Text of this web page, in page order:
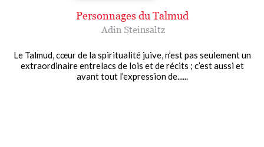
Personnages du Talmud
Adin Steinsaltz
Le Talmud, cœur de la spiritualité juive, n’est pas seulement un
extraordinaire entrelacs de lois et de récits ; c’est aussi et
avant tout l’expression de......